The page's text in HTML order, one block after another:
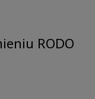
RODO